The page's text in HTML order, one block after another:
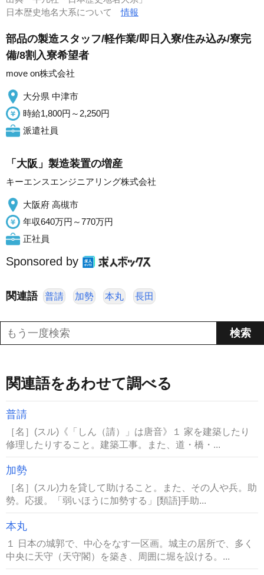
日本歴史地名大系について情報
部品の製造スタッフ/軽作業/即日入寮/住み込み/寮完
備/8割入寮希望者
move on株式会社
大分県 中津市
時給1,800円～2,250円
派遣社員
「大阪」製造装置の増産
キーエンスエンジニアリング株式会社
大阪府 高槻市
年収640万円～770万円
正社員
Sponsored by
関連語 普請 加勢 本丸 長田
関連語をあわせて調べる
普請
［名］(スル)《「しん（請）」は唐音》１ 家を建築したり
修理したりすること。建築工事。また、道・橋・...
加勢
［名］(スル)力を貸して助けること。また、その人や兵。助
勢。応援。「弱いほうに加勢する」[類語]手助...
本丸
１ 日本の城郭で、中心をなす一区画。城主の居所で、多く
中央に天守（天守閣）を築き、周囲に堀を設ける。...